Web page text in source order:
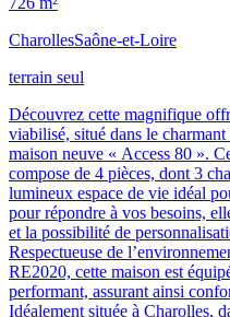
CharollesSaône-et-Loire
terrain seul
Découvrez cette magnifique
viabilisé, situé dans le
maison neuve « Access 80 ».
compose de 4 pièces, dont 3
lumineux espace de vie idéal
pour répondre à vos besoins,
et la possibilité de
Respectueuse de
RE2020, cette maison est
performant, assurant ainsi
Idéalement située à Charolles,